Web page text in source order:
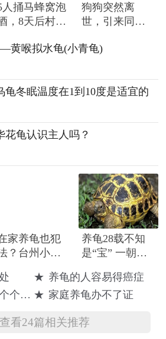
人捅马蜂窝泡
，8天后村民
狗狗突然离
世，引来同伴
只小狗尿都没
黄喉拟水龟(小青龟)
龟冬眠温度在1到10度是适宜的
花龟认识主人吗？
家养龟也犯
？台州小伙
宠物，获刑 8
月、缓刑 1
养龟28载不知
是“宝” 一朝捐
★ 养龟的人容易得癌症
生病 ★ 家庭养龟办不了证
看24篇相关推荐